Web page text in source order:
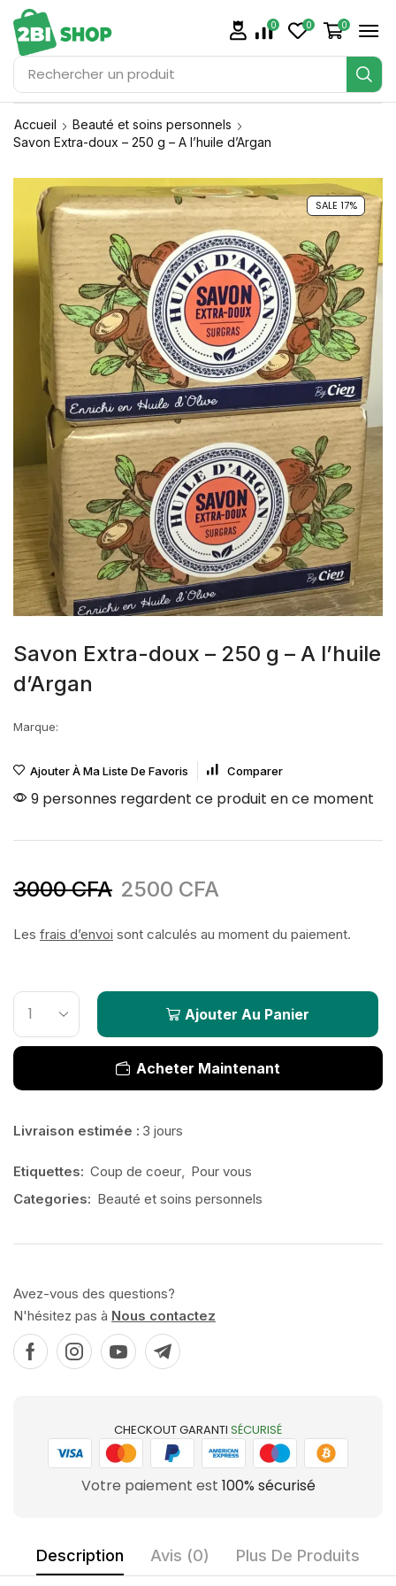
Rechercher un produit
0 0 0
Accueil
Beauté et soins personnels
Savon Extra-doux – 250 g – A l’huile d’Argan
SALE 17%
Savon Extra-doux – 250 g – A l’huile
d’Argan
Marque:
Ajouter À Ma Liste De Favoris Comparer
9 personnes regardent ce produit en ce moment
3000CFA 2500 CFA
Les frais d’envoi sont calculés au moment du paiement.
Ajouter Au Panier
Acheter Maintenant
Livraison estimée : 3 jours
Etiquettes: Coup de coeur, Pour vous
Categories: Beauté et soins personnels
Avez-vous des questions?
N'hésitez pas à Nous contactez
CHECKOUT GARANTI SÉCURISÉ
Votre paiement est 100% sécurisé
Description Avis (0) Plus De Produits